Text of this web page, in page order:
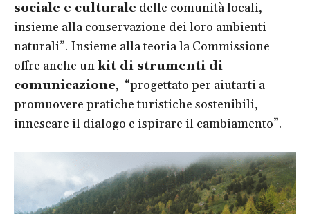
sociale e culturale delle comunità locali,
insieme alla conservazione dei loro ambienti
naturali”. Insieme alla teoria la Commissione
offre anche unkit di strumenti di
comunicazione, “progettato per aiutarti a
promuovere pratiche turistiche sostenibili,
innescare il dialogo e ispirare il cambiamento”.